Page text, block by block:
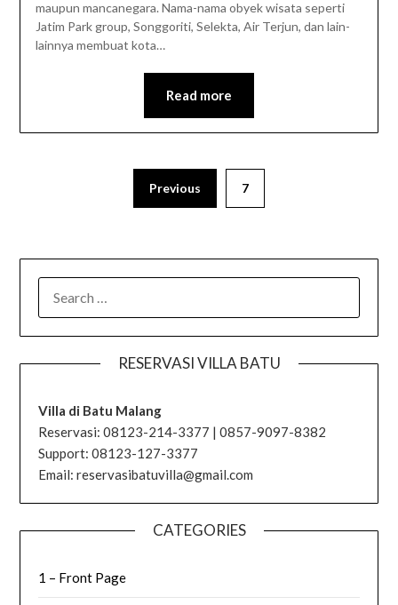
maupun mancanegara. Nama-nama obyek wisata seperti
Jatim Park group, Songgoriti, Selekta, Air Terjun, dan lain-
lainnya membuat kota…
Read more
Previous 7
FOR:
RESERVASI VILLA BATU
Villa di Batu Malang
Reservasi: 08123-214-3377 | 0857-9097-8382
Support: 08123-127-3377
Email: reservasibatuvilla@gmail.com
CATEGORIES
1 – Front Page